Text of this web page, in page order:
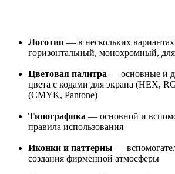
Логотип — в нескольких
горизонтальный, монохромный,
Цветовая палитра — основные и
цвета с кодами для экрана (HEX,
(CMYK, Pantone)
Типографика — основной и
правила использования
Иконки и паттерны —
создания фирменной атмосферы